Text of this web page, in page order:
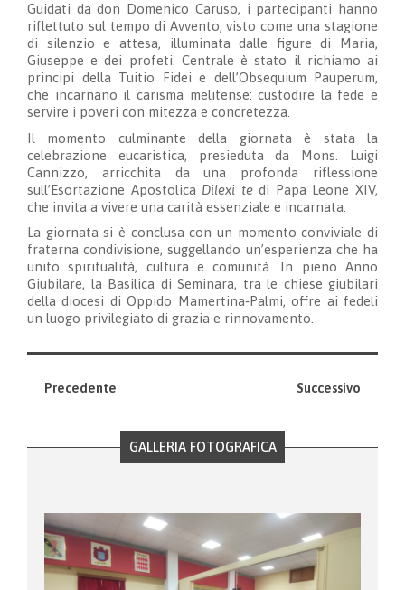
Guidati da don Domenico Caruso, i partecipanti hanno
riflettuto sul tempo di Avvento, visto come una stagione
di silenzio e attesa, illuminata dalle figure di Maria,
Giuseppe e dei profeti. Centrale è stato il richiamo ai
principi della Tuitio Fidei e dell’Obsequium Pauperum,
che incarnano il carisma melitense: custodire la fede e
servire i poveri con mitezza e concretezza.
Il momento culminante della giornata è stata la
celebrazione eucaristica, presieduta da Mons. Luigi
Cannizzo, arricchita da una profonda riflessione
sull’Esortazione Apostolica Dilexi tedi Papa Leone XIV,
che invita a vivere una carità essenziale e incarnata.
La giornata si è conclusa con un momento conviviale di
fraterna condivisione, suggellando un’esperienza che ha
unito spiritualità, cultura e comunità. In pieno Anno
Giubilare, la Basilica di Seminara, tra le chiese giubilari
della diocesi di Oppido Mamertina‑Palmi, offre ai fedeli
un luogo privilegiato di grazia e rinnovamento.
Precedente Successivo
GALLERIA FOTOGRAFICA